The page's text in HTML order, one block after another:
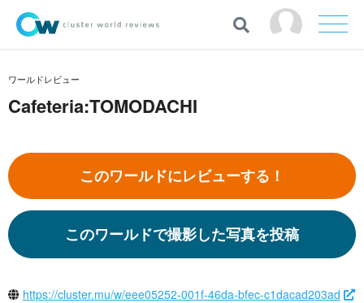
ワールドレビュー
Cafeteria:TOMODACHI
このワールドにレビューする！
このワールドで撮影した写真を投稿
https://cluster.mu/w/eee05252-001f-46da-bfec-c1dacad203ad